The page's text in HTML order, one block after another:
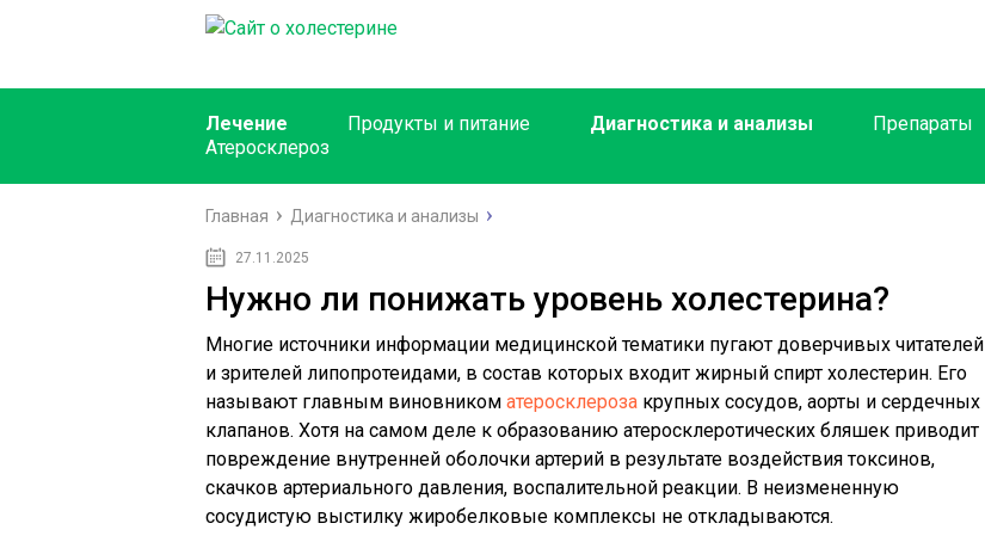
Лечение Продукты и питание Диагностика и анализы Препараты
Атеросклероз
Главная Диагностика и анализы
27.11.2025
Нужно ли понижать уровень холестерина?
Многие источники информации медицинской тематики пугают доверчивых читателей
и зрителей липопротеидами, в состав которых входит жирный спирт холестерин. Его
называют главным виновником атеросклероза крупных сосудов, аорты и сердечных
клапанов. Хотя на самом деле к образованию атеросклеротических бляшек приводит
повреждение внутренней оболочки артерий в результате воздействия токсинов,
скачков артериального давления, воспалительной реакции. В неизмененную
сосудистую выстилку жиробелковые комплексы не откладываются.